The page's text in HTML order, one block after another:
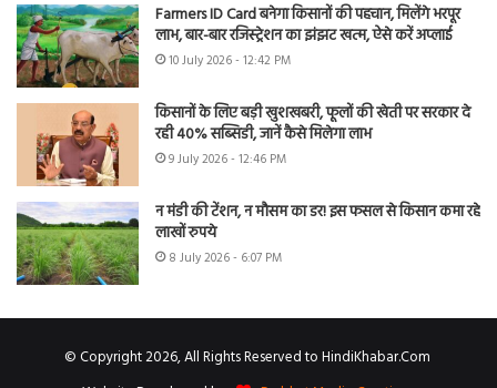
Farmers ID Card बनेगा किसानों की पहचान, मिलेंगे भरपूर
लाभ, बार-बार रजिस्ट्रेशन का झंझट खत्म, ऐसे करें अप्लाई
10 July 2026 - 12:42 PM
किसानों के लिए बड़ी खुशखबरी, फूलों की खेती पर सरकार दे
रही 40% सब्सिडी, जानें कैसे मिलेगा लाभ
9 July 2026 - 12:46 PM
न मंडी की टेंशन, न मौसम का डर! इस फसल से किसान कमा रहे
लाखों रुपये
8 July 2026 - 6:07 PM
© Copyright 2026, All Rights Reserved to HindiKhabar.Com